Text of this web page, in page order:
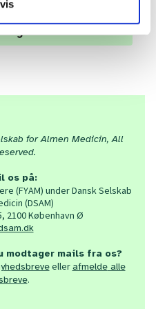
dig her
for Almen Medicin, All
os på:
(FYAM) under Dansk Selskab
(DSAM)
2100 København Ø
modtager mails fra os?
ellerafmeldealle
.